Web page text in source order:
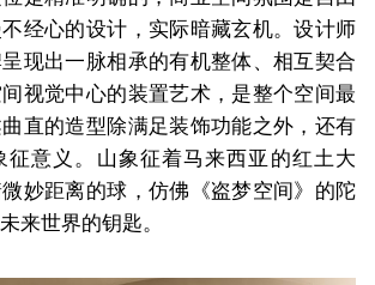
经心的设计，实际暗藏玄机。设计师
现出一脉相承的有机整体、相互契合
视觉中心的装置艺术，是整个空间最
直的造型除满足装饰功能之外，还有
征意义。山象征着马来西亚的红土大
妙距离的球，仿佛《盗梦空间》的陀
来世界的钥匙。